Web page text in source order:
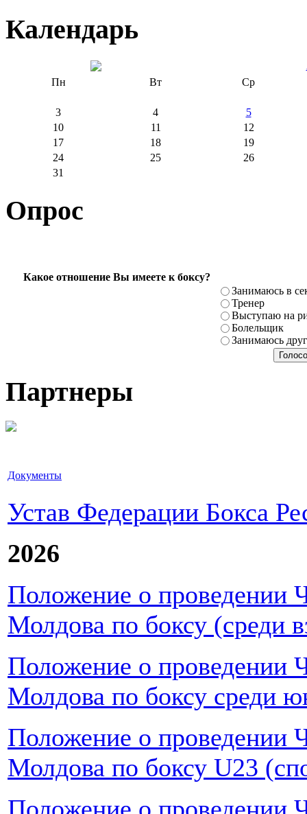
Календарь
Пн
Вт Ср
3 4
5
10
11
12
17
18
19
24
25
26
31
Опрос
Какое отношение Вы имеете к боксу?
Занимаюсь в
Тренер
Выступаю на
Болельщик
Занимаюсь
Партнеры
Документы
Устав Федерации Бокса
2026
Положение о проведении
Молдова по боксу (среди
Положение о проведении
Молдова по боксу среди
Положение о проведении
Молдова по боксу U23